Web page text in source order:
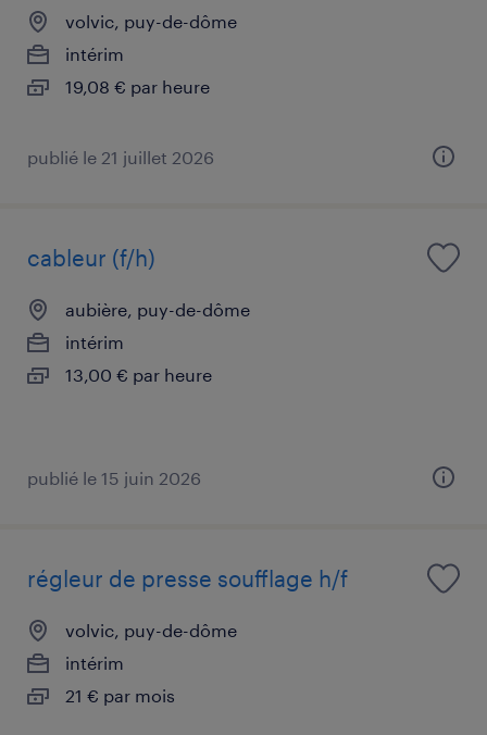
volvic, puy-de-dôme
intérim
19,08 € par heure
publié le 21 juillet 2026
cableur (f/h)
aubière, puy-de-dôme
intérim
13,00 € par heure
publié le 15 juin 2026
régleur de presse soufflage h/f
volvic, puy-de-dôme
intérim
21 € par mois